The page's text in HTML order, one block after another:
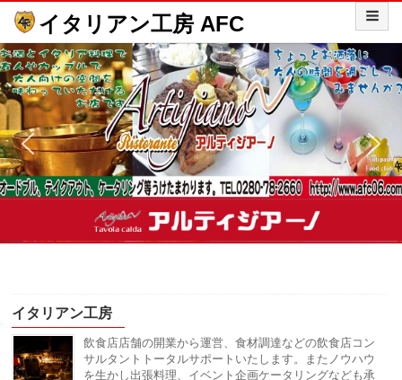
イタリアン工房 AFC
イタリアン工房
飲食店店舗の開業から運営、食材調達などの飲食店コン
サルタントトータルサポートいたします。またノウハウ
を生かし出張料理、イベント企画ケータリングなども承